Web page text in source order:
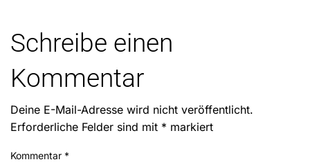
Schreibe einen
Kommentar
Deine E-Mail-Adresse wird nicht veröffentlicht.
Erforderliche Felder sind mit * markiert
Kommentar *